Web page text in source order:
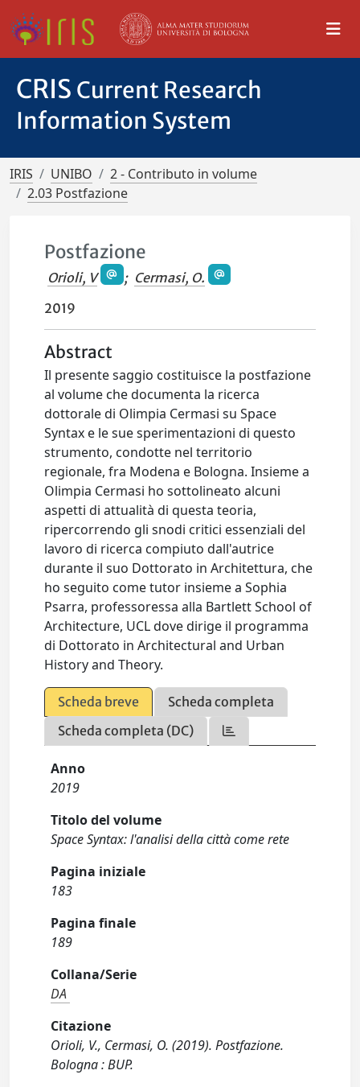
CRIS Current Research
Information System
IRIS UNIBO
2 - Contributo in volume
2.03 Postfazione
Postfazione
Orioli, V ; Cermasi, O.
2019
Abstract
Il presente saggio costituisce la postfazione
al volume che documenta la ricerca
dottorale di Olimpia Cermasi su Space
Syntax e le sue sperimentazioni di questo
strumento, condotte nel territorio
regionale, fra Modena e Bologna. Insieme a
Olimpia Cermasi ho sottolineato alcuni
aspetti di attualità di questa teoria,
ripercorrendo gli snodi critici essenziali del
lavoro di ricerca compiuto dall'autrice
durante il suo Dottorato in Architettura, che
ho seguito come tutor insieme a Sophia
Psarra, professoressa alla Bartlett School of
Architecture, UCL dove dirige il programma
di Dottorato in Architectural and Urban
History and Theory.
Scheda breve
Scheda completa
Scheda completa (DC)
Anno
2019
Titolo del volume
Space Syntax: l'analisi della città come rete
Pagina iniziale
183
Pagina finale
189
Collana/Serie
DA
Citazione
Orioli, V., Cermasi, O. (2019). Postfazione.
Bologna : BUP.